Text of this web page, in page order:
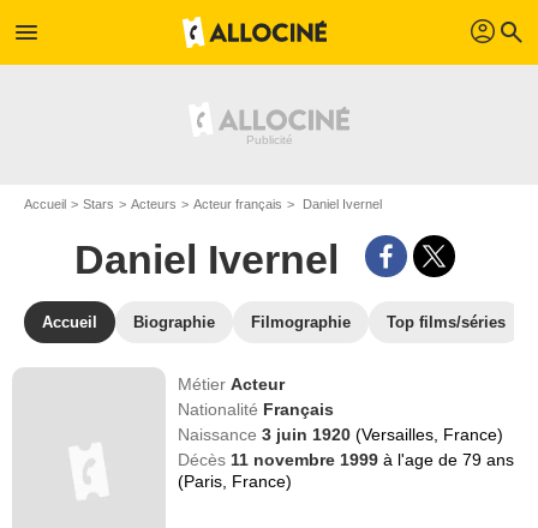
menu profil search
Accueil Stars Acteurs Acteur français Daniel Ivernel
Daniel Ivernel
Accueil Biographie Filmographie Top films/séries
MétierActeur
Nationalité Français
Naissance3 juin 1920(Versailles, France)
Décès 11 novembre 1999à l'age de 79 ans
(Paris, France)